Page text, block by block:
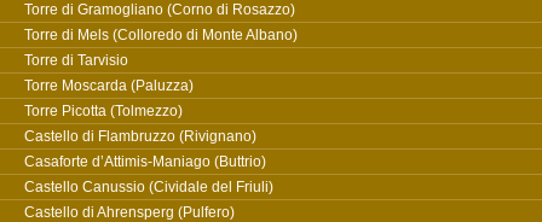
Torre di Gramogliano (Corno di Rosazzo)
Torre di Mels (Colloredo di Monte Albano)
Torre di Tarvisio
Torre Moscarda (Paluzza)
Torre Picotta (Tolmezzo)
Castello di Flambruzzo (Rivignano)
Casaforte d’Attimis-Maniago (Buttrio)
Castello Canussio (Cividale del Friuli)
Castello di Ahrensperg (Pulfero)